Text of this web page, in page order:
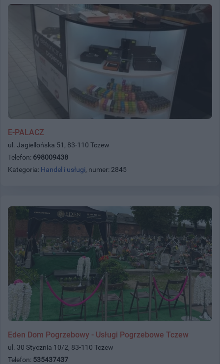
E-PALACZ
ul. Jagiellońska 51, 83-110 Tczew
Telefon: 698009438
Kategoria: Handel i usługi, numer: 2845
Eden Dom Pogrzebowy - Usługi Pogrzebowe Tczew
ul. 30 Stycznia 10/2, 83-110 Tczew
Telefon: 535437437